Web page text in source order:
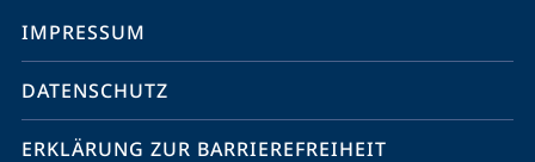
Service-
Navigation
IMPRESSUM
DATENSCHUTZ
ERKLÄRUNG ZUR BARRIEREFREIHEIT